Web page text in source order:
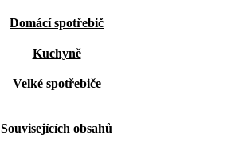
Domácí spotřebič
Kuchyně
Velké spotřebiče
Souvisejících obsahů